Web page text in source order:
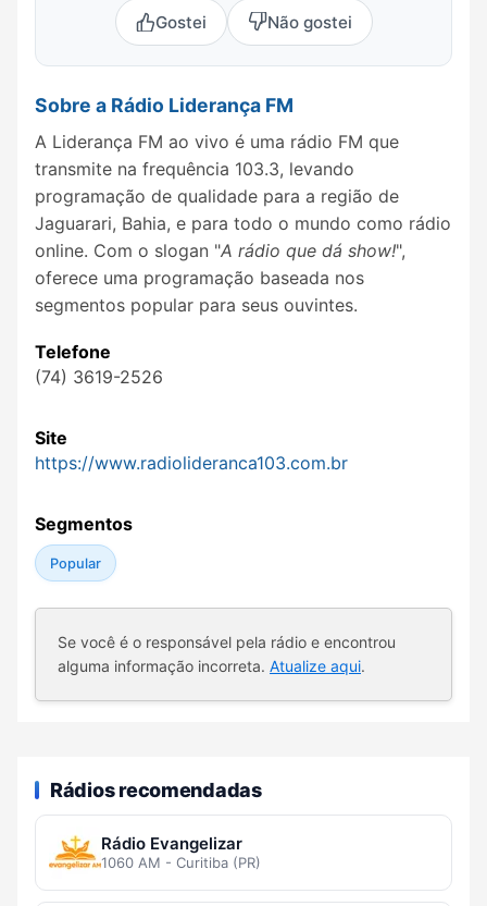
Gostei Não gostei
Sobre a Rádio Liderança FM
A Liderança FM ao vivo é uma rádio FM que
transmite na frequência 103.3, levando
programação de qualidade para a região de
Jaguarari, Bahia, e para todo o mundo como rádio
online. Com o slogan "A rádio que dá show!",
oferece uma programação baseada nos
segmentos popular para seus ouvintes.
Telefone
(74) 3619-2526
Site
https://www.radiolideranca103.com.br
Segmentos
Popular
Se você é o responsável pela rádio e encontrou
alguma informação incorreta. Atualize aqui.
Rádios recomendadas
Rádio Evangelizar
1060 AM - Curitiba (PR)